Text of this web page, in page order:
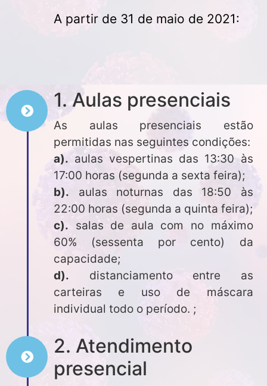
A partir de 31 de maio de 2021:
1. Aulas presenciais
As aulas presenciais estão
permitidas nas seguintes condições:
a). aulas vespertinas das 13:30 às
17:00 horas (segunda a sexta feira);
b). aulas noturnas das 18:50 às
22:00 horas (segunda a quinta feira);
c). salas de aula com no máximo
60% (sessenta por cento) da
capacidade;
d). distanciamento entre as
carteiras e uso de máscara
individual todo o período. ;
2. Atendimento
presencial